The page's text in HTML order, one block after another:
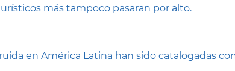
más tampoco pasaran por alto.
en América Latina han sido catalogadas